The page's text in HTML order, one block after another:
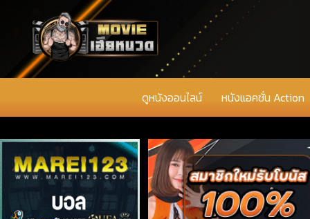
ดูหนังออนไลน์ หนังแอคชั่น Action